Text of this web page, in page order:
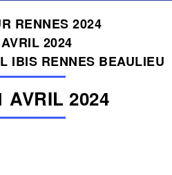
RENNES 2024
2024
IBIS RENNES BEAULIEU
AVRIL 2024